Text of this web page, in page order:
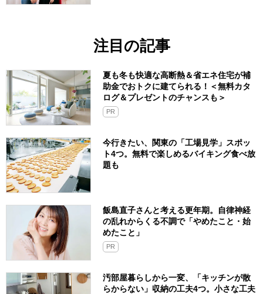
注目の記事
夏も冬も快適な高断熱＆省エネ住宅が補
助金でおトクに建てられる！＜無料カタ
ログ＆プレゼントのチャンスも＞
PR
今行きたい、関東の「工場見学」スポッ
ト4つ。無料で楽しめるバイキング食べ放
題も
飯島直子さんと考える更年期。自律神経
の乱れからくる不調で「やめたこと・始
めたこと」
PR
汚部屋暮らしから一変、「キッチンが散
らからない」収納の工夫4つ。小さな工夫